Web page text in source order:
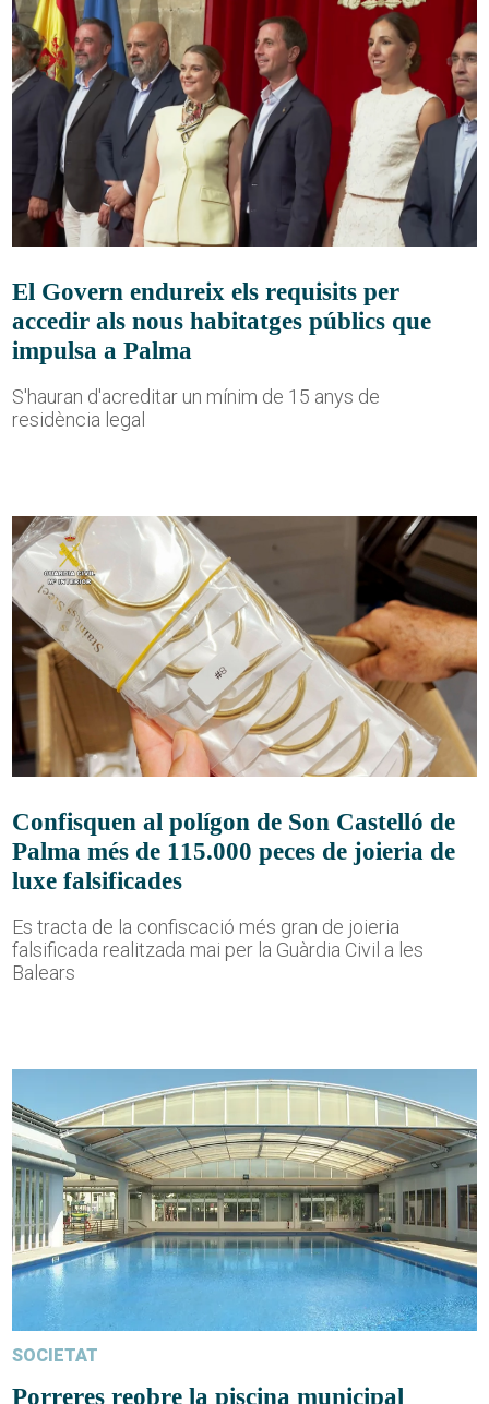
El Govern endureix els requisits per
accedir als nous habitatges públics que
impulsa a Palma
S'hauran d'acreditar un mínim de 15 anys de
residència legal
Confisquen al polígon de Son Castelló de
Palma més de 115.000 peces de joieria de
luxe falsificades
Es tracta de la confiscació més gran de joieria
falsificada realitzada mai per la Guàrdia Civil a les
Balears
SOCIETAT
Porreres reobre la piscina municipal